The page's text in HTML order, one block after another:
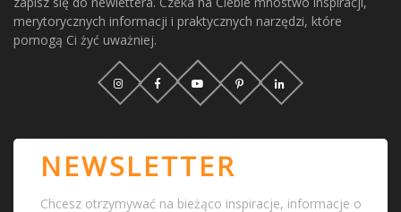
merytorycznych informacji i praktycznych narzędzi, które
pomogą Ci żyć uważniej.
NEWSLETTER
Chcesz otrzymywać na bieżąco inspiracje, informacje o